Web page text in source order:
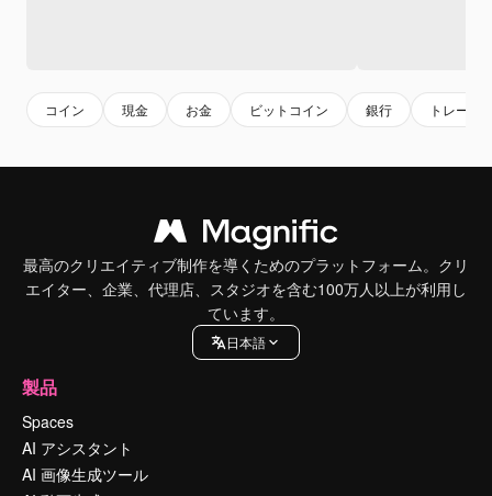
コイン 現金 お金 ビットコイン 銀行 トレード
最高のクリエイティブ制作を導くためのプラットフォーム。クリ
エイター、企業、代理店、スタジオを含む100万人以上が利用し
ています。
日本語
製品
Spaces
AI アシスタント
AI 画像生成ツール